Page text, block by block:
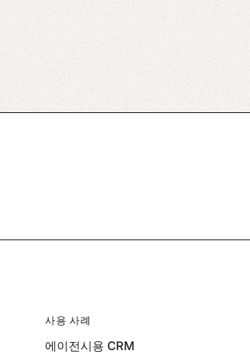
사용 사례
에이전시용 CRM